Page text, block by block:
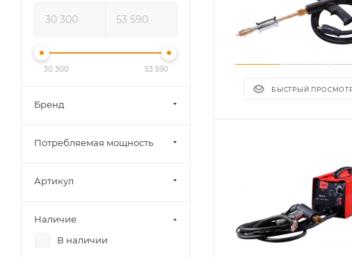
БЫСТРЫЙ
30 300 53 590
Бренд
Потребляемая мощность
Артикул
Наличие
В наличии